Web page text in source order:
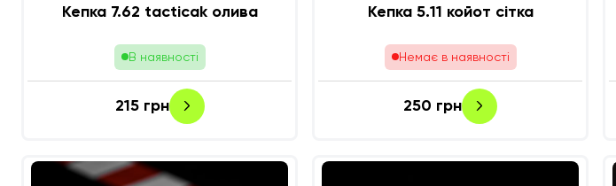
Кепка 7.62 tacticak олива
В наявності
215грн
Кепка 5.11 койот сітка
Немає в наявності
250 грн